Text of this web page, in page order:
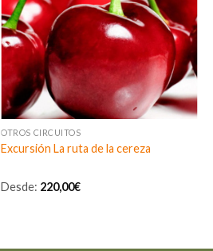
OTROS CIRCUITOS
Excursión La ruta de la cereza
Desde: 220,00€